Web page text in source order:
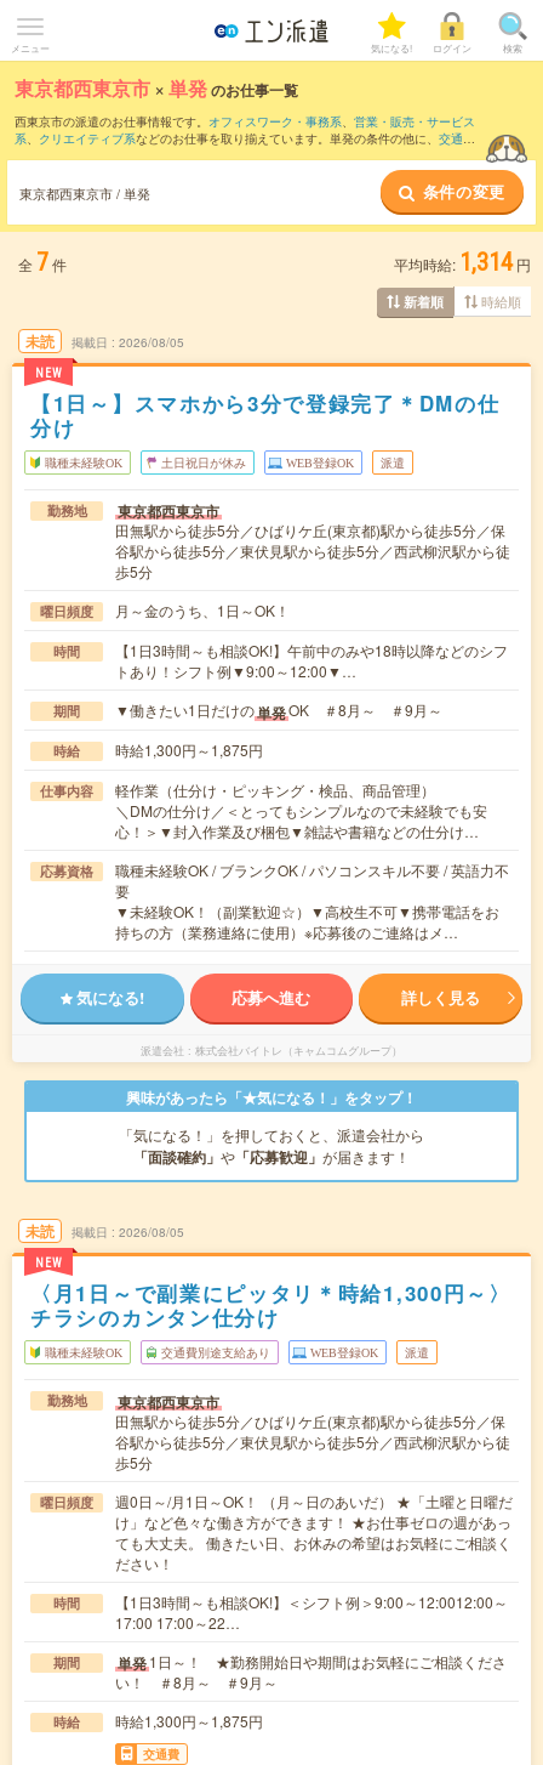
メニュー 気になる! ログイン 検索
東京都西東京市 ×単発のお仕事一覧
西東京市の派遣のお仕事情報です。 オフィスワーク・事務系、 営業・販売・サービス
系、 クリエイティブ系などのお仕事を取り揃えています。単発の条件の他に、 交通費
東京都西東京市 / 単発 条件の変更
全 7件 平均時給: 1,314 円
新着順 時給順
未読
NEW
掲載日 2026/08/05
【1日～】スマホから3分で登録完了＊DMの仕
分け
職種未経験OK 土日祝日が休み WEB登録OK 派遣
勤務地 東京都西東京市
田無駅から徒歩5分／ひばりケ丘(東京都)駅から徒歩5分／保
谷駅から徒歩5分／東伏見駅から徒歩5分／西武柳沢駅から徒
歩5分
曜日頻度 月～金のうち、1日～OK！
時間
【1日3時間～も相談OK!】午前中のみや18時以降などのシフ
トあり！シフト例▼9:00～12:00▼…
期間 ▼働きたい1日だけの単発OK ＃8月～ ＃9月～
時給 時給1,300円～1,875円
仕事内容
軽作業（仕分け・ピッキング・検品、商品管理）
＼DMの仕分け／＜とってもシンプルなので未経験でも安
心！＞▼封入作業及び梱包▼雑誌や書籍などの仕分け…
応募資格
職種未経験OK / ブランクOK / パソコンスキル不要 / 英語力不
要
▼未経験OK！（副業歓迎☆）▼高校生不可▼携帯電話をお
持ちの方（業務連絡に使用）※応募後のご連絡はメ…
気になる! 応募へ進む 詳しく見る
派遣会社 株式会社バイトレ（キャムコムグループ）
興味があったら「★気になる！」をタップ！
「気になる！」を押しておくと、派遣会社から
「面談確約」 や 「応募歓迎」 が届きます！
未読
NEW
掲載日 2026/08/05
〈月1日～で副業にピッタリ＊時給1,300円～〉
チラシのカンタン仕分け
職種未経験OK 交通費別途支給あり WEB登録OK 派遣
勤務地 東京都西東京市
田無駅から徒歩5分／ひばりケ丘(東京都)駅から徒歩5分／保
谷駅から徒歩5分／東伏見駅から徒歩5分／西武柳沢駅から徒
歩5分
曜日頻度
週0日～/月1日～OK！ （月～日のあいだ） ★「土曜と日曜だ
け」など色々な働き方ができます！ ★お仕事ゼロの週があっ
ても大丈夫。 働きたい日、お休みの希望はお気軽にご相談く
ださい！
時間
【1日3時間～も相談OK!】＜シフト例＞9:00～12:0012:00～
17:00 17:00～22…
期間 単発1日～！ ★勤務開始日や期間はお気軽にご相談くださ
い！ ＃8月～ ＃9月～
時給 時給1,300円～1,875円
交通費